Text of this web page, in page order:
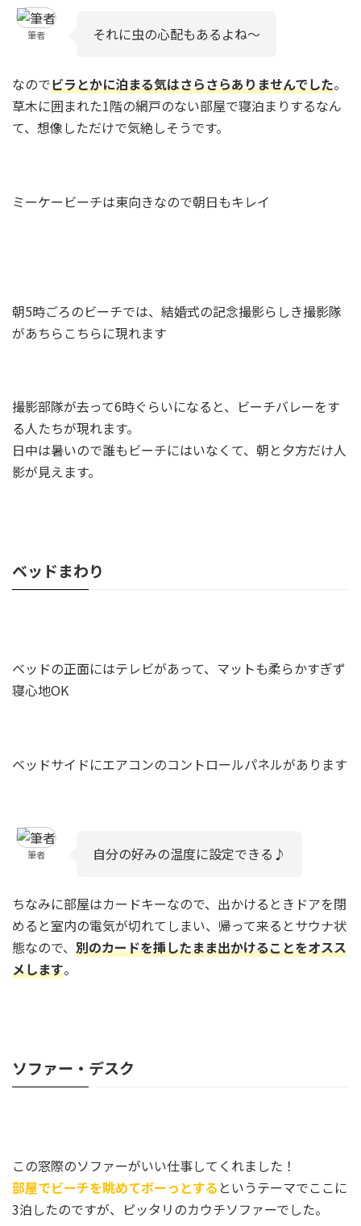
筆者 それに虫の心配もあるよね～
なのでビラとかに泊まる気はさらさらありませんでした。
草木に囲まれた1階の網戸のない部屋で寝泊まりするなん
て、想像しただけで気絶しそうです。
ミーケービーチは東向きなので朝日もキレイ
朝5時ごろのビーチでは、結婚式の記念撮影らしき撮影隊
があちらこちらに現れます
撮影部隊が去って6時ぐらいになると、ビーチバレーをす
る人たちが現れます。
日中は暑いので誰もビーチにはいなくて、朝と夕方だけ人
影が見えます。
ベッドまわり
ベッドの正面にはテレビがあって、マットも柔らかすぎず
寝心地OK
ベッドサイドにエアコンのコントロールパネルがあります
筆者 自分の好みの温度に設定できる♪
ちなみに部屋はカードキーなので、出かけるときドアを閉
めると室内の電気が切れてしまい、帰って来るとサウナ状
態なので、 別のカードを挿したまま出かけることをオスス
メします。
ソファー・デスク
この窓際のソファーがいい仕事してくれました！
部屋でビーチを眺めてボーっとする というテーマでここに
3泊したのですが、ピッタリのカウチソファーでした。